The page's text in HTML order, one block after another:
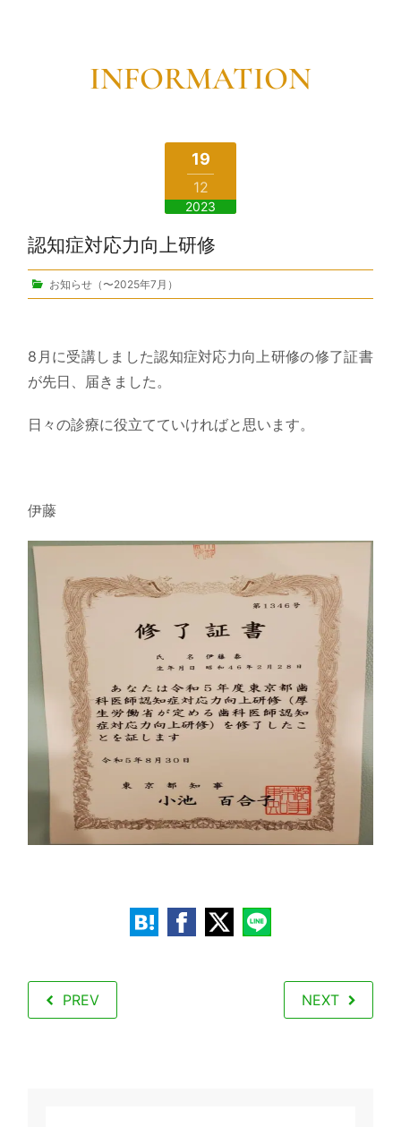
INFORMATION
19
12
2023
認知症対応力向上研修
お知らせ（〜2025年7月）
8月に受講しました認知症対応力向上研修の修了証書
が先日、届きました。
日々の診療に役立てていければと思います。
伊藤
PREV NEXT